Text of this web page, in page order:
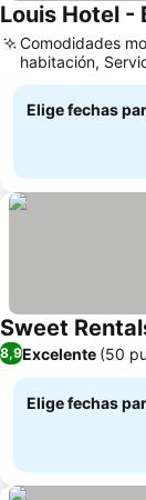
Louis Hotel -
Comodidades
habitación,
tours y entradas
Elige fechas
Sweet
8,9Excelente (50
Elige fechas